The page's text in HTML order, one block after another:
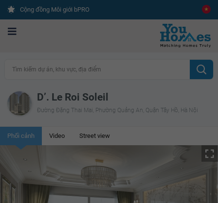
Cộng đồng Môi giới bPRO
Tìm kiếm dự án, khu vực, địa điểm
D’. Le Roi Soleil
Đường Đặng Thai Mai, Phường Quảng An, Quận Tây Hồ, Hà Nội
Phối cảnh Video Street view